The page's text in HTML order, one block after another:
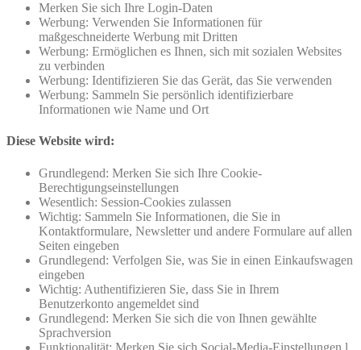
Merken Sie sich Ihre Login-Daten
Werbung: Verwenden Sie Informationen für
maßgeschneiderte Werbung mit Dritten
Werbung: Ermöglichen es Ihnen, sich mit sozialen Websites
zu verbinden
Werbung: Identifizieren Sie das Gerät, das Sie verwenden
Werbung: Sammeln Sie persönlich identifizierbare
Informationen wie Name und Ort
Diese Website wird:
Grundlegend: Merken Sie sich Ihre Cookie-
Berechtigungseinstellungen
Wesentlich: Session-Cookies zulassen
Wichtig: Sammeln Sie Informationen, die Sie in
Kontaktformulare, Newsletter und andere Formulare auf allen
Seiten eingeben
Grundlegend: Verfolgen Sie, was Sie in einen Einkaufswagen
eingeben
Wichtig: Authentifizieren Sie, dass Sie in Ihrem
Benutzerkonto angemeldet sind
Grundlegend: Merken Sie sich die von Ihnen gewählte
Sprachversion
Funktionalität: Merken Sie sich Social-Media-Einstellungen l